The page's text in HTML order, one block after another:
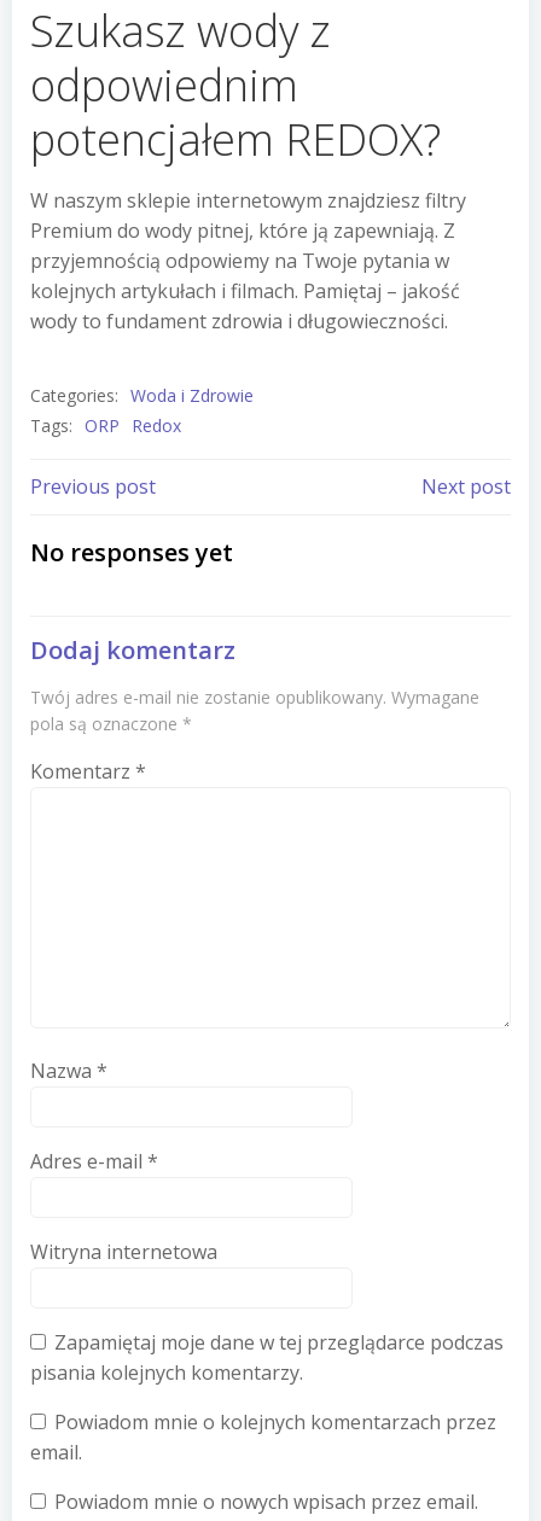
Szukasz wody z
odpowiednim
potencjałem REDOX?
W naszym sklepie internetowym znajdziesz filtry
Premium do wody pitnej, które ją zapewniają. Z
przyjemnością odpowiemy na Twoje pytania w
kolejnych artykułach i filmach. Pamiętaj – jakość
wody to fundament zdrowia i długowieczności.
Categories: Woda i Zdrowie
Tags:
ORP Redox
Post
navigation
Previous post Next post
No responses yet
Dodaj komentarz
Twój adres e-mail nie zostanie opublikowany. Wymagane
pola są oznaczone *
Komentarz *
Nazwa *
Adres e-mail *
Witryna internetowa
Zapamiętaj moje dane w tej przeglądarce podczas
pisania kolejnych komentarzy.
Powiadom mnie o kolejnych komentarzach przez
email.
Powiadom mnie o nowych wpisach przez email.